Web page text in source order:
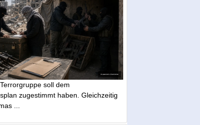
soll dem
zugestimmt haben. Gleichzeitig
...